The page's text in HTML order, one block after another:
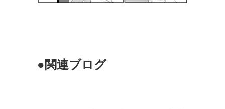
●関連ブログ